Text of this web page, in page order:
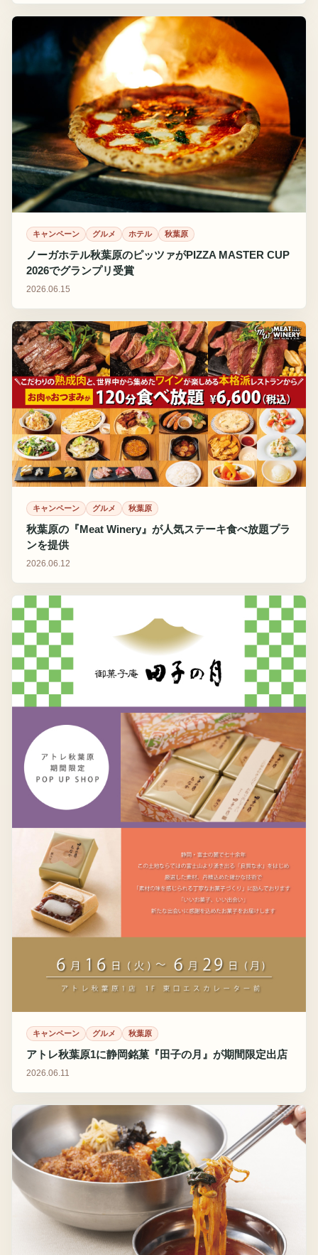
キャンペーン グルメ ホテル 秋葉原
ノーガホテル秋葉原のピッツァがPIZZA MASTER CUP
2026でグランプリ受賞
2026.06.15
キャンペーン グルメ 秋葉原
秋葉原の『Meat Winery』が人気ステーキ食べ放題プラ
ンを提供
2026.06.12
キャンペーン グルメ 秋葉原
アトレ秋葉原1に静岡銘菓『田子の月』が期間限定出店
2026.06.11